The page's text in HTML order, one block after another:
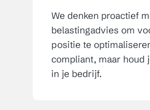
We denken proactief
belastingadvies om
positie te
compliant, maar houd
in je bedrijf.